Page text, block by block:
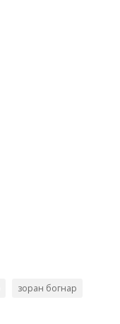
зоран богнар